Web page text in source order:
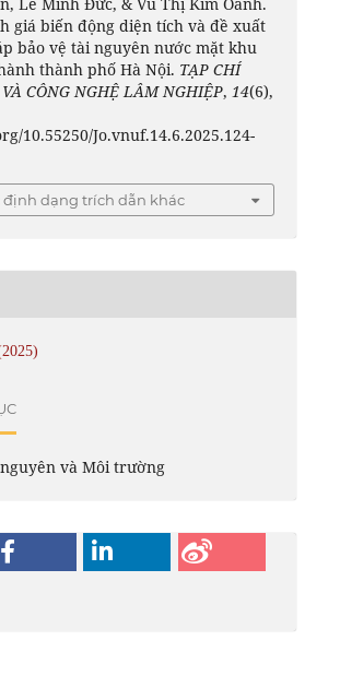
giá biến động diện tích và đề xuất
bảo vệ tài nguyên nước mặt khu
thành phố Hà Nội. TẠP CHÍ
CÔNG NGHỆ LÂM NGHIỆP, 14(6),
10.55250/Jo.vnuf.14.6.2025.124-
định dạng trích dẫn khác
và Môi trường